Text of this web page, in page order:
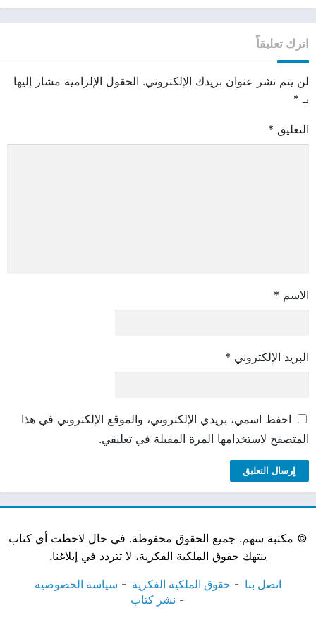
اترك تعليقاً
لن يتم نشر عنوان بريدك الإلكتروني. الحقول الإلزامية مشار إليها
بـ *
التعليق *
الاسم *
البريد الإلكتروني *
احفظ اسمي، بريدي الإلكتروني، والموقع الإلكتروني في هذا
المتصفح لاستخدامها المرة المقبلة في تعليقي.
© مكتبة سهم. جميع الحقوق محفوظة. في حال لاحظت أي كتاب
ينتهك حقوق الملكية الفكرية، لا تتردد في إبلاغنا.
اتصل بنا حقوق الملكية الفكرية
سياسة الخصوصية
نشر كتاب